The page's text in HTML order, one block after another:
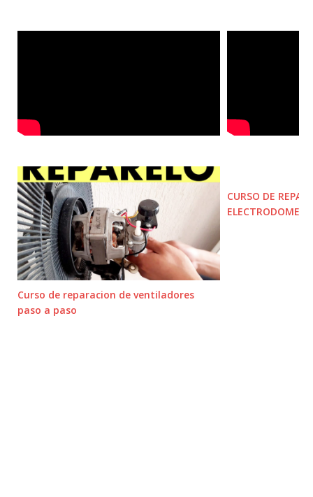
Curso de reparacion de ventiladores
paso a paso
CURSO DE